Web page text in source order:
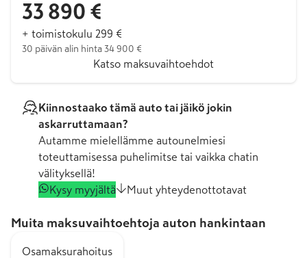
33 890 €
+ toimistokulu 299 €
30 päivän alin hinta 34 900 €
Katso maksuvaihtoehdot
Kiinnostaako tämä auto tai jäikö jokin
askarruttamaan?
Autamme mielellämme autounelmiesi
toteuttamisessa puhelimitse tai vaikka chatin
välityksellä!
Kysy myyjältä
Muut yhteydenottotavat
Muita maksuvaihtoehtoja auton hankintaan
Osamaksurahoitus